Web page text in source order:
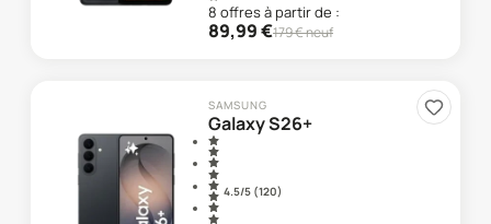
8 offresà partir de :
89,99€179€ neuf
SAMSUNG
Galaxy S26+
4.5/5 (120)